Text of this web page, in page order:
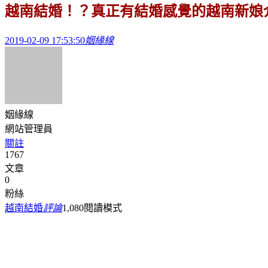
越南結婚！？真正有結婚感覺的越南新娘
2019-02-09 17:53:50姻緣線
姻緣線
網站管理員
關註
1767
文章
0
粉絲
越南結婚評論1,080閱讀模式